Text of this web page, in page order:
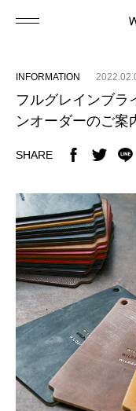
INFORMATION
フルグレインブラ
ンオーダーのご案
SHARE